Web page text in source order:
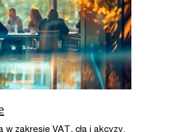
w zakresie VAT, cła i akcyzy.